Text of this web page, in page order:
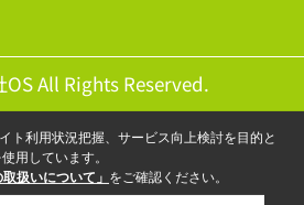
OS All Rights Reserved.
ト利用状況把握、サービス向上検討を目的と
用しています。
取扱いについて」 をご確認ください。